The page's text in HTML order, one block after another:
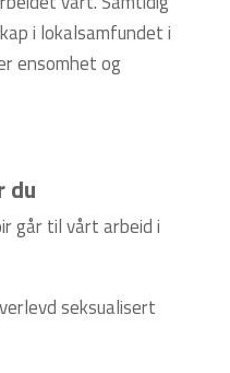
i lokalsamfundet i
ensomhet og
du
går til vårt arbeid i
seksualisert